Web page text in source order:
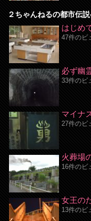
２ちゃんねるの都市伝
はじめ
47件のビ
必ず幽
33件のビ
マイナ
27件のビ
火葬場
16件のビ
女王の
13件のビ